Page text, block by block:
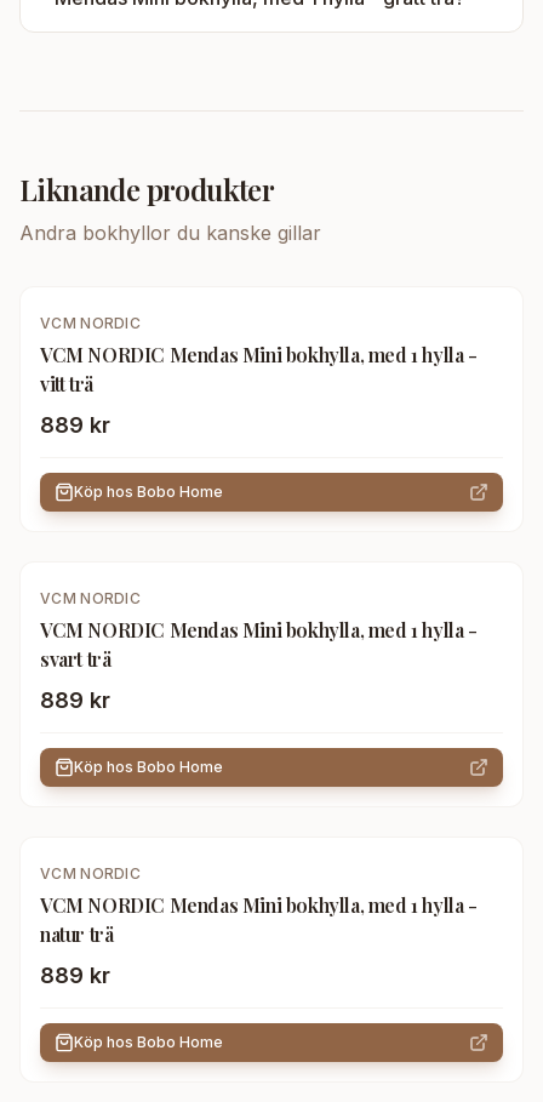
Liknande produkter
Andra bokhyllor du kanske gillar
VCM NORDIC
VCM NORDIC Mendas Mini bokhylla, med 1 hylla -
vitt trä
889 kr
Köp hos Bobo Home
VCM NORDIC
VCM NORDIC Mendas Mini bokhylla, med 1 hylla -
svart trä
889 kr
Köp hos Bobo Home
VCM NORDIC
VCM NORDIC Mendas Mini bokhylla, med 1 hylla -
natur trä
889 kr
Köp hos Bobo Home